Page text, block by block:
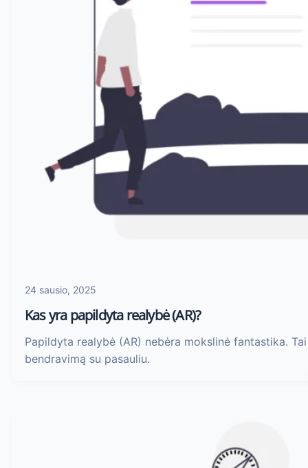
24 sausio, 2025
Kas yra papildyta realybė (AR)?
Papildyta realybė (AR) nebėra mokslinė fantastika.
bendravimą su pasauliu.